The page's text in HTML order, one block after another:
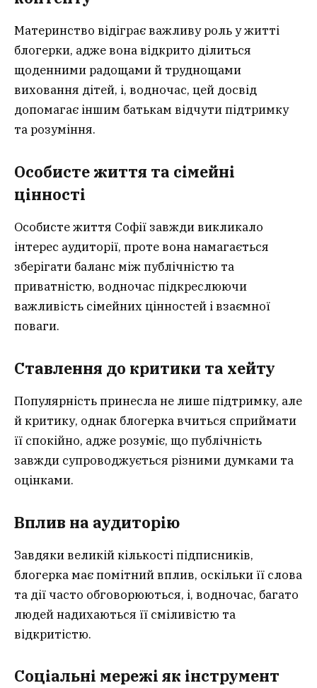
Материнство відіграє важливу роль у житті
блогерки, адже вона відкрито ділиться
щоденними радощами й труднощами
виховання дітей, і, водночас, цей досвід
допомагає іншим батькам відчути підтримку
та розуміння.
Особисте життя та сімейні
цінності
Особисте життя Софії завжди викликало
інтерес аудиторії, проте вона намагається
зберігати баланс між публічністю та
приватністю, водночас підкреслюючи
важливість сімейних цінностей і взаємної
поваги.
Ставлення до критики та хейту
Популярність принесла не лише підтримку, але
й критику, однак блогерка вчиться сприймати
її спокійно, адже розуміє, що публічність
завжди супроводжується різними думками та
оцінками.
Вплив на аудиторію
Завдяки великій кількості підписників,
блогерка має помітний вплив, оскільки її слова
та дії часто обговорюються, і, водночас, багато
людей надихаються її сміливістю та
відкритістю.
Соціальні мережі як інструмент